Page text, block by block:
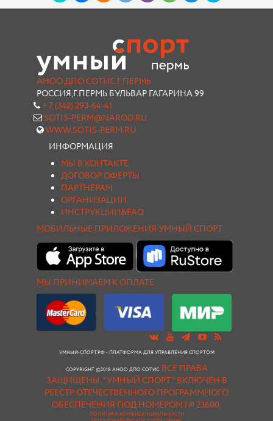
АНОО ДПО СОТИС Г.ПЕРМЬ
РОССИЯ,Г.ПЕРМЬ БУЛЬВАР ГАГАРИНА 99
+ 7 (342) 293-64-41
SOTIS-PERM@NAROD.RU
WWW.SOTIS-PERM.RU
ИНФОРМАЦИЯ
МЫ В КОНТАКТЕ
ДОГОВОР ОФЕРТЫ
ПАРТНЕРАМ
ОРГАНИЗАЦИИ
ИНСТРУКЦИИ&FAQ
МОБИЛЬНЫЕ ПРИЛОЖЕНИЯ УМНЫЙ СПОРТ
МЫ ПРИНИМАЕМ К ОПЛАТЕ
УМНЫЙ-СПОРТ.РФ - ПЛАТФОРМА ДЛЯ УПРАВЛЕНИЯ СПОРТОМ
COPYRIGHT ©2018 АНОО ДПО СОТИС. ВСЕ ПРАВА
ЗАЩИЩЕНЫ."УМНЫЙ СПОРТ " ВКЛЮЧЕН В
РЕЕСТР ОТЕЧЕСТВЕННОГО ПРОГРАММНОГО
ОБЕСПЕЧЕНИЯ ПОД НОМЕРОМ № 23600.
ПОЛИТИКА КОНФИДЕНЦИАЛЬНОСТИ